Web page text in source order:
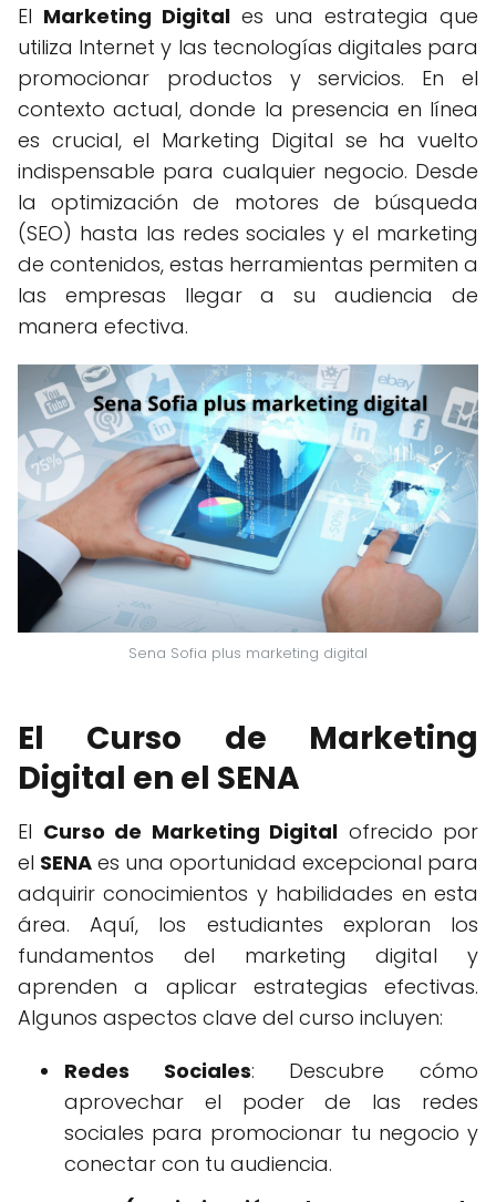
El Marketing Digital es una estrategia que
utiliza Internet y las tecnologías digitales para
promocionar productos y servicios. En el
contexto actual, donde la presencia en línea
es crucial, el Marketing Digital se ha vuelto
indispensable para cualquier negocio. Desde
la optimización de motores de búsqueda
(SEO) hasta las redes sociales y el marketing
de contenidos, estas herramientas permiten a
las empresas llegar a su audiencia de
manera efectiva.
Sena Sofia plus marketing digital
El Curso de Marketing
Digital en el SENA
El Curso de Marketing Digital ofrecido por
el SENA es una oportunidad excepcional para
adquirir conocimientos y habilidades en esta
área. Aquí, los estudiantes exploran los
fundamentos del marketing digital y
aprenden a aplicar estrategias efectivas.
Algunos aspectos clave del curso incluyen:
Redes Sociales: Descubre cómo
aprovechar el poder de las redes
sociales para promocionar tu negocio y
conectar con tu audiencia.